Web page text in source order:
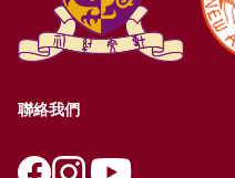
聯絡我們